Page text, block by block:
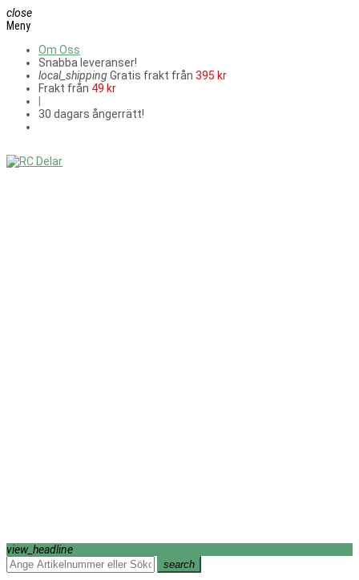
close
Meny
Om Oss
Snabba leveranser!
local_shippingGratis frakt från 395 kr
Frakt från 49 kr
30 dagars ångerrätt!
view_headline
search